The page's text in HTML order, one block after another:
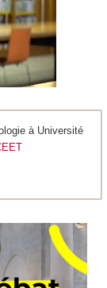
à Université